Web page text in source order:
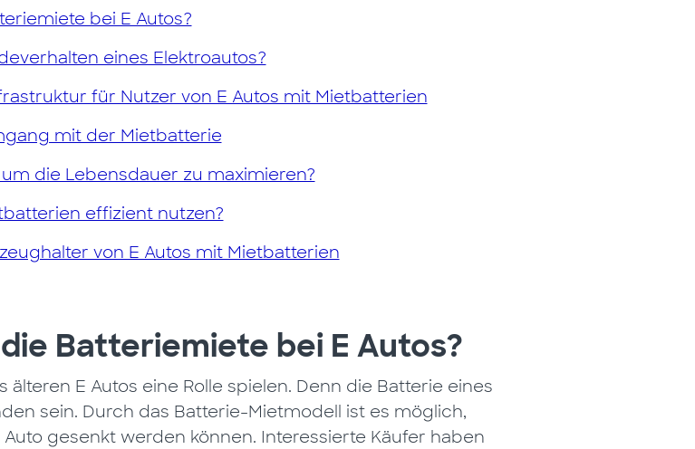
bei E Autos?
eines Elektroautos?
für Nutzer von E Autos mit Mietbatterien
mit der Mietbatterie
die Lebensdauer zu maximieren?
effizient nutzen?
von E Autos mit Mietbatterien
Batteriemiete bei E Autos?
E Autos eine Rolle spielen. Denn die Batterie eines
sein. Durch das Batterie-Mietmodell ist es möglich,
gesenkt werden können. Interessierte Käufer haben